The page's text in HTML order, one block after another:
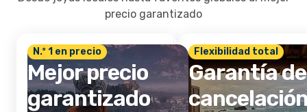
precio garantizado
N.º 1 en precio
Mejor precio
garantizado
Flexibilidad total
Garantía de